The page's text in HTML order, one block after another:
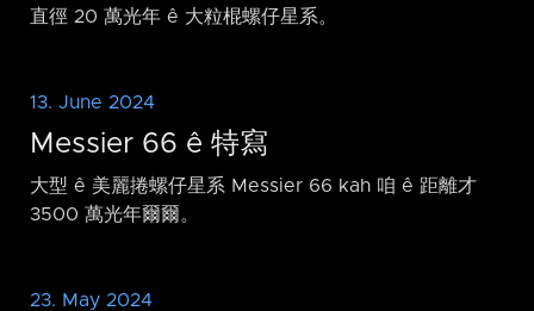
直徑 20 萬光年 ê 大粒棍螺仔星系。
13. June 2024
Messier 66 ê 特寫
大型 ê 美麗捲螺仔星系 Messier 66 kah 咱 ê 距離才
3500 萬光年爾爾。
23. May 2024